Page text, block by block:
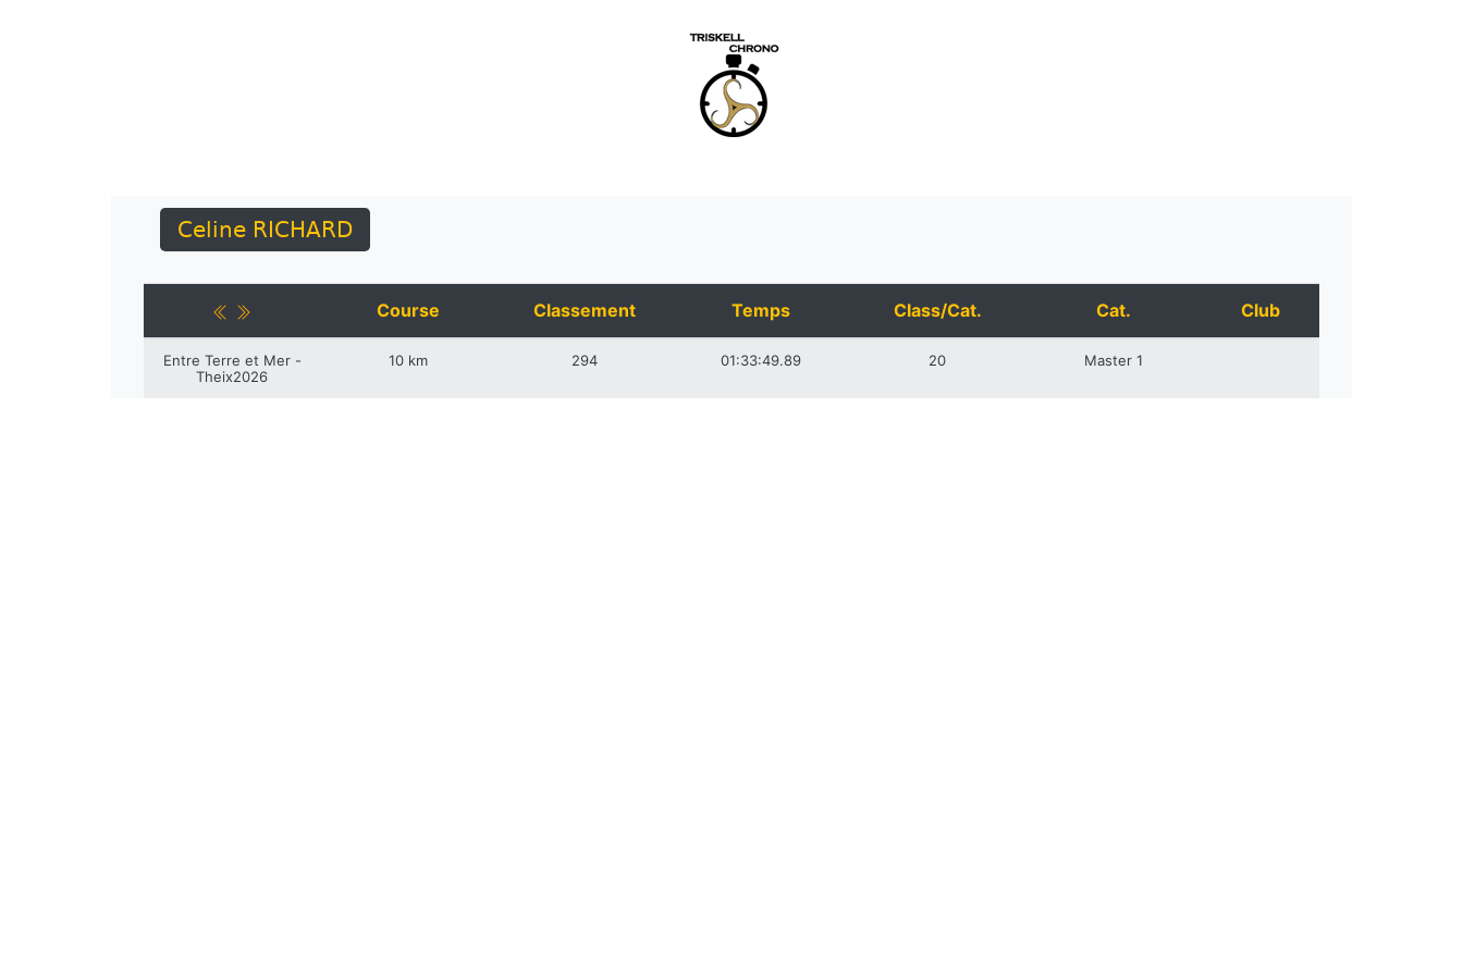
Celine RICHARD
Course Classement Temps Class/Cat. Cat. Club
Entre Terre et Mer -
Theix2026
10 km 294 01:33:49.89 20 Master 1